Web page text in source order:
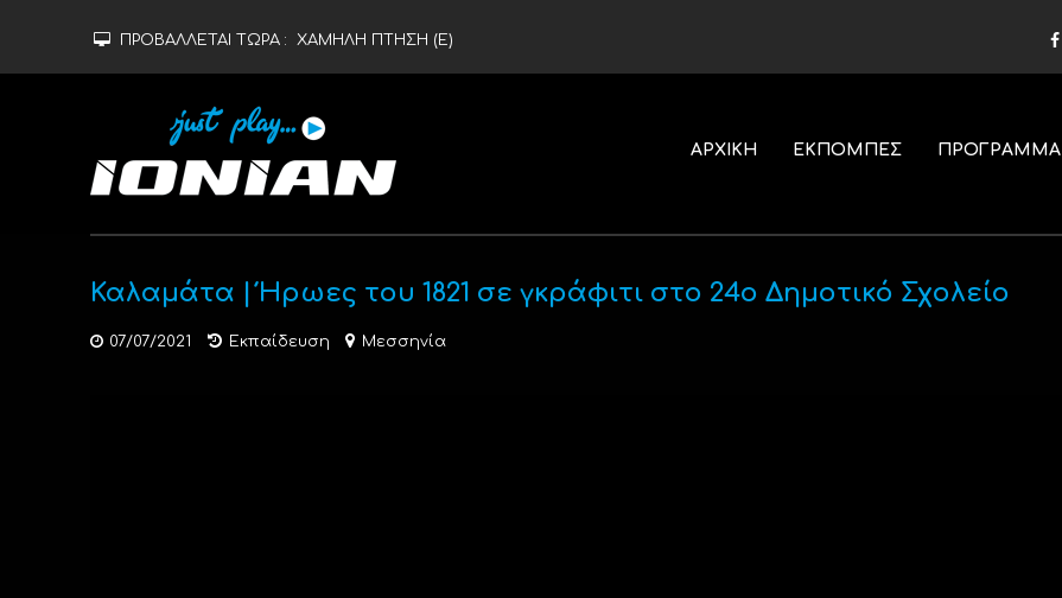
ΠΡΟΒΑΛΛΕΤΑΙ ΤΩΡΑ : ΧΑΜΗΛΗ ΠΤΗΣΗ (Ε)
ΑΡΧΙΚΗ ΕΚΠΟΜΠΕΣ ΠΡΟΓΡΑΜΜΑ
Καλαμάτα | Ήρωες του 1821 σε γκράφιτι στο 24ο Δημοτικό Σχολείο
07/07/2021 Εκπαίδευση Μεσσηνία